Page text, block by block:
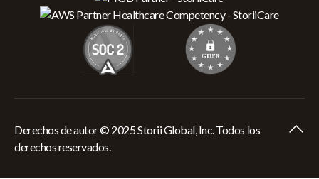
Derechos de autor © 2025 Storii Global, Inc. Todos los
derechos reservados.